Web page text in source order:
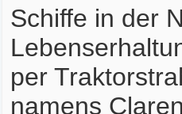
Schiffe in der
per
namens